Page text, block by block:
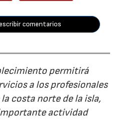
comentarios
permitirá
a los profesionales
costa norte de la isla,
actividad